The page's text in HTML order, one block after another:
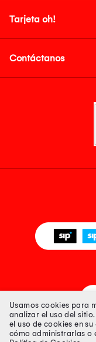
Tarjeta oh!
Contáctanos
Usamos cookies para
analizar el uso del sitio.
el uso de cookies en
cómo administrarlas o